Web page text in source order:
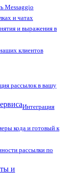
Messaggio
и чатах
и выражения в
клиентов
рассылок в вашу
Интеграция
кода и готовый к
рассылки по
и